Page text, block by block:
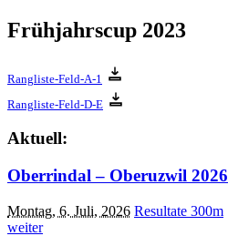
Frühjahrscup 2023
Rangliste-Feld-A-1
Rangliste-Feld-D-E
Aktuell:
Oberrindal – Oberuzwil 2026
Montag, 6. Juli, 2026 Resultate 300m
weiter